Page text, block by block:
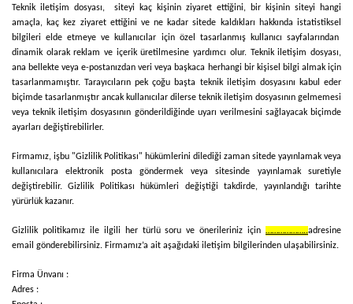
Teknik iletişim dosyası, siteyi kaç kişinin ziyaret ettiğini, bir kişinin siteyi hangi
amaçla, kaç kez ziyaret ettiğini ve ne kadar sitede kaldıkları hakkında istatistiksel
bilgileri elde etmeye ve kullanıcılar için özel tasarlanmış kullanıcı sayfalarından
dinamik olarak reklam ve içerik üretilmesine yardımcı olur. Teknik iletişim dosyası,
ana bellekte veya e-postanızdan veri veya başkaca herhangi bir kişisel bilgi almak için
tasarlanmamıştır. Tarayıcıların pek çoğu başta teknik iletişim dosyasını kabul eder
biçimde tasarlanmıştır ancak kullanıcılar dilerse teknik iletişim dosyasının gelmemesi
veya teknik iletişim dosyasının gönderildiğinde uyarı verilmesini sağlayacak biçimde
ayarları değiştirebilirler.
Firmamız, işbu "Gizlilik Politikası" hükümlerini dilediği zaman sitede yayınlamak veya
kullanıcılara elektronik posta göndermek veya sitesinde yayınlamak suretiyle
değiştirebilir. Gizlilik Politikası hükümleri değiştiği takdirde, yayınlandığı tarihte
yürürlük kazanır.
Gizlilik politikamız ile ilgili her türlü soru ve önerileriniz için ………………..adresine
email gönderebilirsiniz. Firmamız’a ait aşağıdaki iletişim bilgilerinden ulaşabilirsiniz.
Firma Ünvanı :
Adres :